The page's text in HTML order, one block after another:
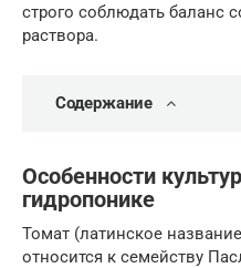
строго соблюдать баланс
раствора.
Содержание
Особенности
гидропонике
Томат (латинское
относится к семейству